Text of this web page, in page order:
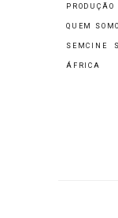
PRODUÇÃO
QUEM
SEMCINE
ÁFRICA